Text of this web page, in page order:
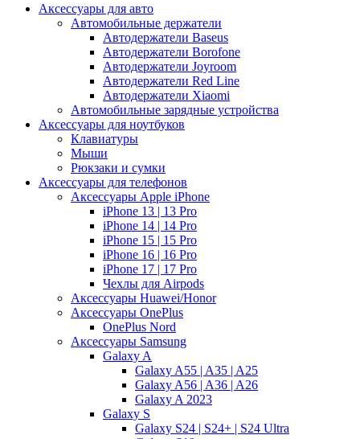
Аксессуары для авто
Автомобильные держатели
Автодержатели Baseus
Автодержатели Borofone
Автодержатели Joyroom
Автодержатели Red Line
Автодержатели Xiaomi
Автомобильные зарядные устройства
Аксессуары для ноутбуков
Клавиатуры
Мыши
Рюкзаки и сумки
Аксессуары для телефонов
Аксессуары Apple iPhone
iPhone 13 | 13 Pro
iPhone 14 | 14 Pro
iPhone 15 | 15 Pro
iPhone 16 | 16 Pro
iPhone 17 | 17 Pro
Чехлы для Airpods
Аксессуары Huawei/Honor
Аксессуары OnePlus
OnePlus Nord
Аксессуары Samsung
Galaxy A
Galaxy A55 | A35 | A25
Galaxy A56 | A36 | A26
Galaxy A 2023
Galaxy S
Galaxy S24 | S24+ | S24 Ultra